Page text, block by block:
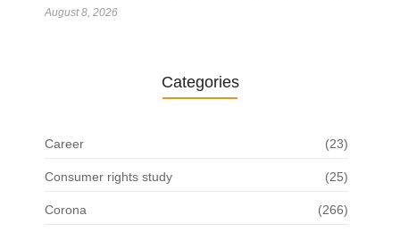
August 8, 2026
Categories
Career (23)
Consumer rights study (25)
Corona (266)